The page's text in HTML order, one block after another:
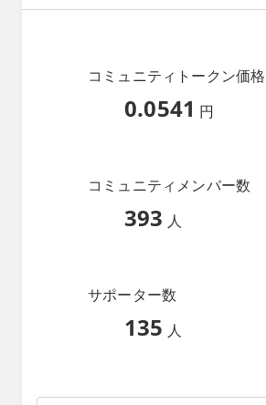
コミュニティトークン価格
0.0541 円
コミュニティメンバー数
393 人
サポーター数
135 人